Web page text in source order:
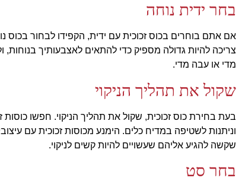
בחר ידית נוחה
אם אתם בוחרים בכוס זכוכית עם ידית, הקפידו לבחור בכוס
צריכה להיות גדולה מספיק כדי להתאים לאצבעותיך בנוחות,
מדי או עבה מדי.
שקול את תהליך הניקוי
בעת בחירת כוס זכוכית, שקול את תהליך הניקוי. חפשו כוסות
וניתנות לשטיפה במדיח כלים. הימנע מכוסות זכוכית עם
שקשה להגיע אליהם שעשויים להיות קשים לניקוי.
בחר סט